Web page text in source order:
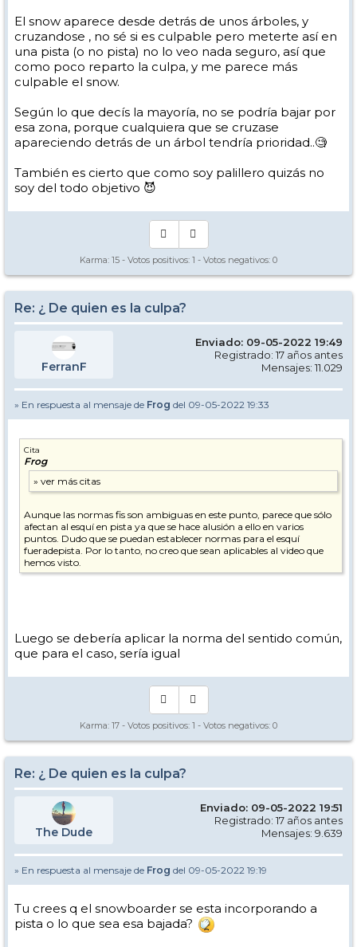
El snow aparece desde detrás de unos árboles, y
cruzandose , no sé si es culpable pero meterte así en
una pista (o no pista) no lo veo nada seguro, así que
como poco reparto la culpa, y me parece más
culpable el snow.
Según lo que decís la mayoría, no se podría bajar por
esa zona, porque cualquiera que se cruzase
apareciendo detrás de un árbol tendría prioridad..🧐
También es cierto que como soy palillero quizás no
soy del todo objetivo 😈
Karma: 15 - Votos positivos: 1 - Votos negativos: 0
Re: ¿ De quien es la culpa?
FerranF
Enviado: 09-05-2022 19:49
Registrado: 17 años antes
Mensajes: 11.029
» En respuesta al mensaje de Frog del 09-05-2022 19:33
Cita
Frog
Aunque las normas fis son ambiguas en este punto, parece que sólo
afectan al esquí en pista ya que se hace alusión a ello en varios
puntos. Dudo que se puedan establecer normas para el esquí
fueradepista. Por lo tanto, no creo que sean aplicables al video que
hemos visto.
Luego se debería aplicar la norma del sentido común,
que para el caso, sería igual
Karma: 17 - Votos positivos: 1 - Votos negativos: 0
Re: ¿ De quien es la culpa?
The Dude
Enviado: 09-05-2022 19:51
Registrado: 17 años antes
Mensajes: 9.639
» En respuesta al mensaje de Frog del 09-05-2022 19:19
Tu crees q el snowboarder se esta incorporando a
pista o lo que sea esa bajada?